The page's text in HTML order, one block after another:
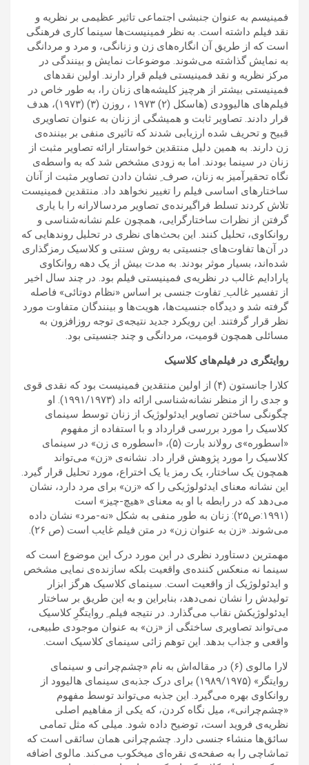
فمینیسم به عنوان جنبشی اجتماعی تاثیر عظیمی بر نظریه و
نقد فیلم داشته است. به نظر فمینیست‌ها سینما کاری فرهنگی
است که از طریق آن انگاره‌های زن و زنانگی، و مرد و مردانگی
به نمایش گذاشته می‌شوند. موضوعات نمایش و بینندگی در
مرکز نظریه‌ و نقد فمینیستی فیلم قرار دارند. اولین نقدهای
فمینیستی بیشتر از هرچیز کلیشه‌های زنان را، به طور خاص در
فیلم‌های هالیوودی (هاسکل (۲) ۱۹۷۳ ، روزن (۳) (۱۹۷۳)، هدف
قرار دادند. تصاویر ثابت و همیشگی از زنان به عنوان تصاویری
قبیح و تحریف شده ارزیابی شدند که تاثیری منفی بر بیننده‌ی
زن دارند. به همین دلیل منتقدین خواستار ارائه تصاویر مثبت از
زنان در سینما بودند. اما به زودی مشخص شد که به واسطه‌ی
نگاه تحقیرآمیز به زنان، صرف ِ نشان دادن تصاویر مثبت از آنان
ساختارهای اساسی فیلم را تغییر نخواهد داد. منتقدین فمینیست
تلاش کردند تسلط فراگیرنده‌ی تصاویر مردسالارانه را با یاری
گرفتن از نظرات ساختارگرایی، همچون علم نشانه‌شناسی و
روانکاوی، تحلیل کنند. این بحث‌های نظری در تحلیل روندهایی که
در آن‌ها تفاوت‌های جنسیتی به روش سنتی و کلاسیک رمزگذاری
شده‌اند، بسیار موثر بودند. به مدت بیش از یک دهه روانکاوی
پارادایم غالب در نظریه‌ی فمینیستی فیلم بود. در چند سال اخیر
از تفسیر غالب ِ تفاوت‌ جنسی بر اساس «نظام دوتائی» فاصله
گرفته شد و دیدگاه جنسیت‌ها، هویت‌ها و بینندگان متفاوت مورد
نظر قرار گرفتند. این رویکرد جدید نتیجه‌ی توجه روزافزون به
مسائلی همچون قومیت، مردانگی و چند جنسیتی بود.
روایتگری در فیلم‌های کلاسیک
کلارا جانستون (۴) از اولین منتقدین فمینیست بود که نقدی قوی
و جدی را از منظر نشانه‌شناسی ارائه داد (۱۹۹۱/۱۹۷۳). او
چگونگی ساختن تصاویر ایدئولوژیک از زنان توسط سینمای
کلاسیک را مورد بررسی قرارداد و با استفاده از مفهوم
«اسطوره»ی رولاند بارت (۵)، «اسطوره ی زن» در سینمای
کلاسیک را مورد پژوهش قرار داد. نشانه‌ی «زن» می‌تواند
همچون یک ساختار، یک رمز یا یک اختراع، مورد تحلیل قرار گیرد.
این نشانه معنای ایدئولوژیکی را که «زن» برای مرد دارد، نشان
می‌دهد که در رابطه با او به معنای «هیچ-چیز» است
(۱۹۹۱:ص۲۵): زنان به طور منفی به شکل «نه-مرد» نشان داده
می‌شوند. «زن به عنوان زن» در متن فیلم غایب است (ص ۲۶).
مهمترین دستاورد نظری در این مورد درک این موضوع است که
سینما نه منعکس کننده‌ی واقعیت بلکه سازنده‌ی نمایی مشخص
و ایدئولوژیک از واقعیت است. سینمای کلاسیک هرگز ابزار
تولیدش را نشان نمی‌دهد، بنابراین و به این طریق بر ساختار
ایدئولوژیکش نقاب می‌گذارد. در نتیجه فیلم ِ روایتگرِ کلاسیک
می‌تواند تصاویری ساختگی از «زن» به عنوان موجودی طبیعی،
واقعی و جذاب بدهد. این توهم زائی سینمای کلاسیک است.
لارا مالوی (۶) در مقاله‌اش به نام «چشم‌چرانی و سینمای
روایتگر» (۱۹۸۹/۱۹۷۵) برای درک جذبه‌ی سینمای هالیوود از
روانکاوی بهره می‌گیرد. این جذبه می‌تواند توسط مفهوم
«چشم‌چرانی»، میل نگاه کردن، که یکی از مفاهیم اصلی
نظریه‌ی فروید است، توضیح داده شود. میلی که مثل تمامی
سائق‌ها منشاء جنسی دارد. چشم‌چرانی همان سائقی است که
تماشاچی را به صفحه‌ی نقره‌ای میخکوب می‌کند. مالوی اضافه